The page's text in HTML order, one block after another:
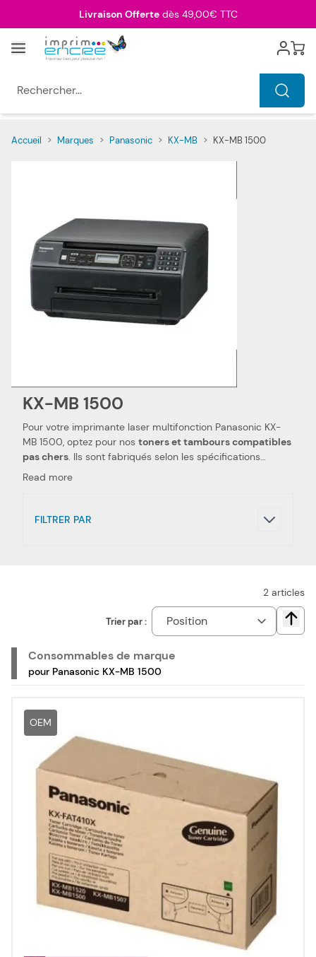
Livraison Offertedès 49,00€ TTC
Menu Cart
Accueil > Marques > Panasonic > KX-MB > KX-MB 1500
KX-MB 1500
Pour votre imprimante laser multifonction Panasonic KX-
MB 1500, optez pour nos toners et tambours compatibles
pas chers. Ils sont fabriqués selon les spécifications
Panasonic, ainsi que selon les normes spécifiques. Ceci les
pièces de qualité, qui permettent d'obtenir des
Read more
FILTRER PAR
2 articles
Trier par :
Consommables de marque
pour Panasonic KX-MB 1500
OEM